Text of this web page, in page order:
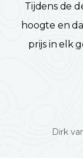
Tijdens de
hoogte en
prijs in elk
Dirk